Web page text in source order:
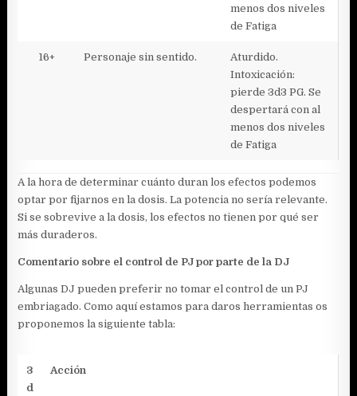
menos dos niveles
de Fatiga
16+ Personaje sin sentido.
Aturdido.
Intoxicación:
pierde 3d3 PG. Se
despertará con al
menos dos niveles
de Fatiga
A la hora de determinar cuánto duran los efectos podemos
optar por fijarnos en la dosis. La potencia no sería relevante.
Si se sobrevive a la dosis, los efectos no tienen por qué ser
más duraderos.
Comentario sobre el control de PJ por parte de la DJ
Algunas DJ pueden preferir no tomar el control de un PJ
embriagado. Como aquí estamos para daros herramientas os
proponemos la siguiente tabla:
3
d
Acción